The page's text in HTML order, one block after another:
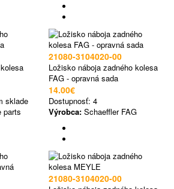
sklade
parts
21080-3104020-00
Ložisko náboja zadného kolesa
FAG - opravná sada
14.00€
Dostupnosť: 4
Výrobca: Schaeffler FAG
21080-3104020-00